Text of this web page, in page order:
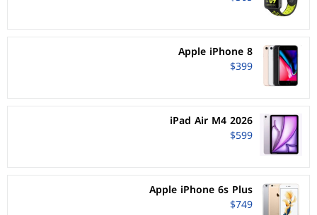
Apple iPhone 8
$399
iPad Air M4 2026
$599
Apple iPhone 6s Plus
$749